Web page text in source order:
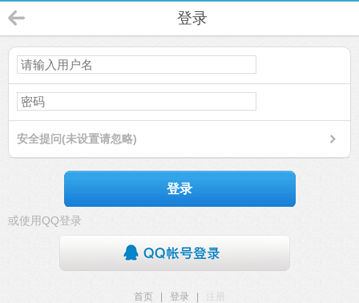
登录
安全提问(未设置请忽略)
登录
或使用QQ登录
首页 登录
注册